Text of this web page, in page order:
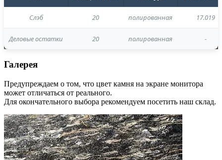
Cлэб 20 полированная 17.019
Деловые остатки 20 полированная -
Галерея
Предупреждаем о том, что цвет камня на экране монитора
может отличаться от реального.
Для окончательного выбора рекомендуем посетить наш склад.